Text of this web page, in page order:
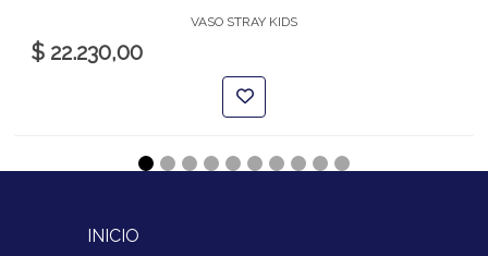
VASO STRAY KIDS
$ 22.230,00
INICIO